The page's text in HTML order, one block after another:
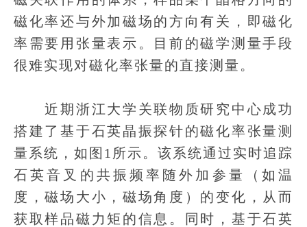
磁化率还与外加磁场的方向有关，即磁化
率需要用张量表示。目前的磁学测量手段
很难实现对磁化率张量的直接测量。
近期浙江大学关联物质研究中心成功
搭建了基于石英晶振探针的磁化率张量测
量系统，如图1所示。该系统通过实时追踪
石英音叉的共振频率随外加参量（如温
度，磁场大小，磁场角度）的变化，从而
获取样品磁力矩的信息。同时，基于石英